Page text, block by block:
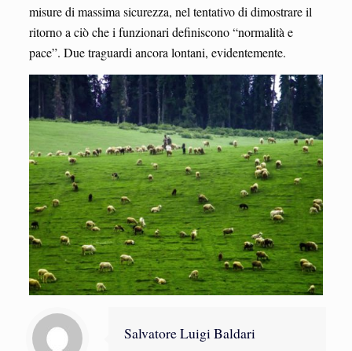
misure di massima sicurezza, nel tentativo di dimostrare il
ritorno a ciò che i funzionari definiscono “normalità e
pace”. Due traguardi ancora lontani, evidentemente.
Salvatore Luigi Baldari